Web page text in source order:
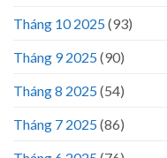
Tháng 10 2025(93)
Tháng 9 2025(90)
Tháng 8 2025(54)
Tháng 7 2025(86)